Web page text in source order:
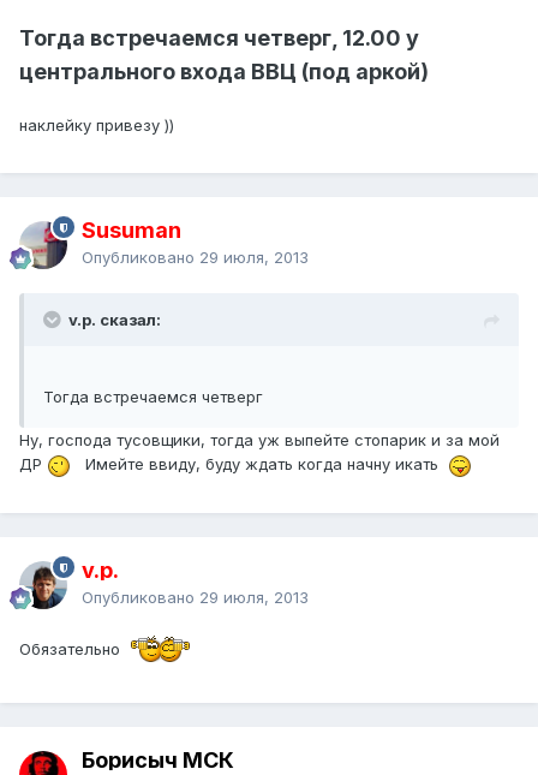
Тогда встречаемся четверг, 12.00 у
центрального входа ВВЦ (под аркой)
наклейку привезу ))
Susuman
Опубликовано 29 июля, 2013
v.p. сказал:
Тогда встречаемся четверг
Ну, господа тусовщики, тогда уж выпейте стопарик и за мой
ДР
Имейте ввиду, буду ждать когда начну икать
v.p.
Опубликовано 29 июля, 2013
Обязательно
Борисыч МСК